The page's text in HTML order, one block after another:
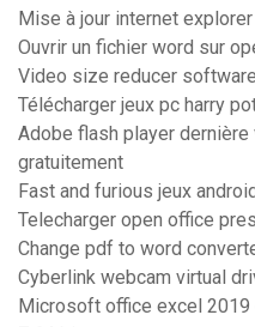
Mise à jour internet
Ouvrir un fichier word sur
Video size reducer
Télécharger jeux pc harry
Adobe flash player
gratuitement
Fast and furious jeux android
Telecharger open office
Change pdf to word
Cyberlink webcam virtual
Microsoft office excel